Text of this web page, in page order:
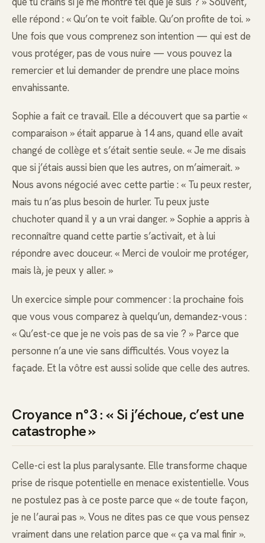
elle répond : « Qu’on te voit faible. Qu’on profite de toi. »
Une fois que vous comprenez son intention — qui est de
vous protéger, pas de vous nuire — vous pouvez la
remercier et lui demander de prendre une place moins
envahissante.
Sophie a fait ce travail. Elle a découvert que sa partie «
comparaison » était apparue à 14 ans, quand elle avait
changé de collège et s’était sentie seule. « Je me disais
que si j’étais aussi bien que les autres, on m’aimerait. »
Nous avons négocié avec cette partie : « Tu peux rester,
mais tu n’as plus besoin de hurler. Tu peux juste
chuchoter quand il y a un vrai danger. » Sophie a appris à
reconnaître quand cette partie s’activait, et à lui
répondre avec douceur. « Merci de vouloir me protéger,
mais là, je peux y aller. »
Un exercice simple pour commencer : la prochaine fois
que vous vous comparez à quelqu’un, demandez-vous :
« Qu’est-ce que je ne vois pas de sa vie ? » Parce que
personne n’a une vie sans difficultés. Vous voyez la
façade. Et la vôtre est aussi solide que celle des autres.
Croyance n°3 : « Si j’échoue, c’est une
catastrophe »
Celle-ci est la plus paralysante. Elle transforme chaque
prise de risque potentielle en menace existentielle. Vous
ne postulez pas à ce poste parce que « de toute façon,
je ne l’aurai pas ». Vous ne dites pas ce que vous pensez
vraiment dans une relation parce que « ça va mal finir ».